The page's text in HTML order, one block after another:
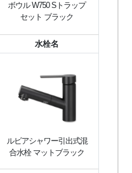
ボウル W750 Sトラップ
セット ブラック
水栓名
ルビアシャワー引出式混
合水栓 マットブラック